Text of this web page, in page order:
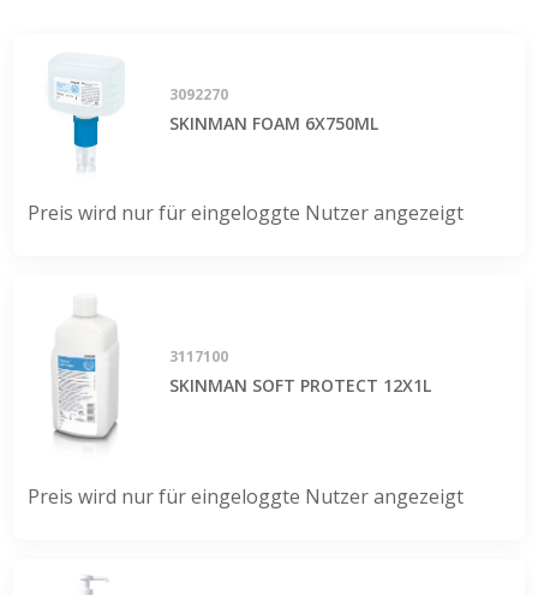
3092270
SKINMAN FOAM 6X750ML
Preis wird nur für eingeloggte Nutzer angezeigt
3117100
SKINMAN SOFT PROTECT 12X1L
Preis wird nur für eingeloggte Nutzer angezeigt